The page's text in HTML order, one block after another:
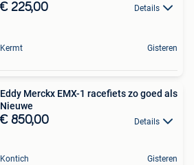
€ 225,00 Details
Kermt Gisteren
Eddy Merckx EMX-1 racefiets zo goed als
Nieuwe
€ 850,00 Details
Kontich Gisteren